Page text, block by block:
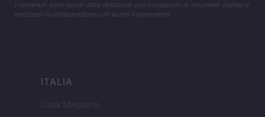
I contenuti sono curati dalla redazione con il supporto di strumenti digitali e
realizzati in collaborazione con autori indipendenti.
ITALIA
Casa Magazine